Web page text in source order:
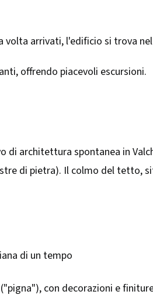
volta arrivati, l'edificio si trova
offrendo piacevoli escursioni.​
di architettura spontanea in
di pietra). Il colmo del tetto,
di un tempo
con decorazioni e